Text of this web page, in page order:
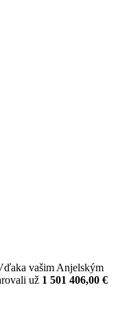
vašim Anjelským
už 1 501 406,00 €